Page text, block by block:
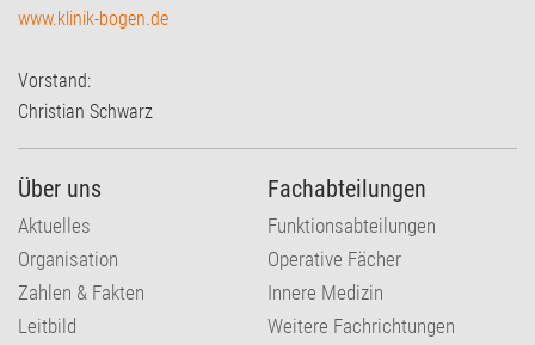
www.klinik-bogen.de
Vorstand:
Christian Schwarz
Über uns
Aktuelles
Organisation
Zahlen & Fakten
Leitbild
Fachabteilungen
Funktionsabteilungen
Operative Fächer
Innere Medizin
Weitere Fachrichtungen